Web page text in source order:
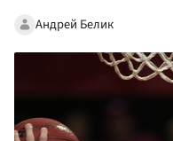
Андрей Белик